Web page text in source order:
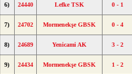
6) 24440 Lefke TSK 0 - 1
7) 24702 Mormenekşe GBSK 0 - 4
8) 24689 Yenicami AK 3 - 2
9) 24434 Mormenekşe GBSK 1 - 2